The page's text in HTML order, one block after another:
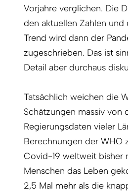
Vorjahre verglichen. Die
den aktuellen Zahlen
Trend wird dann der
zugeschrieben. Das ist
Detail aber durchaus
Tatsächlich weichen die
Schätzungen massiv von
Regierungsdaten vieler
Berechnungen der WHO
Covid-19 weltweit bisher
Menschen das Leben
2,5 Mal mehr als die